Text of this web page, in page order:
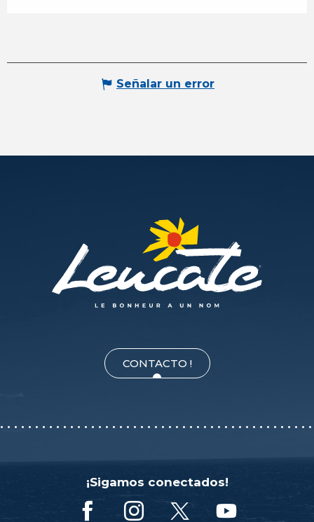
Señalar un error
CONTACTO !
¡Sigamos conectados!